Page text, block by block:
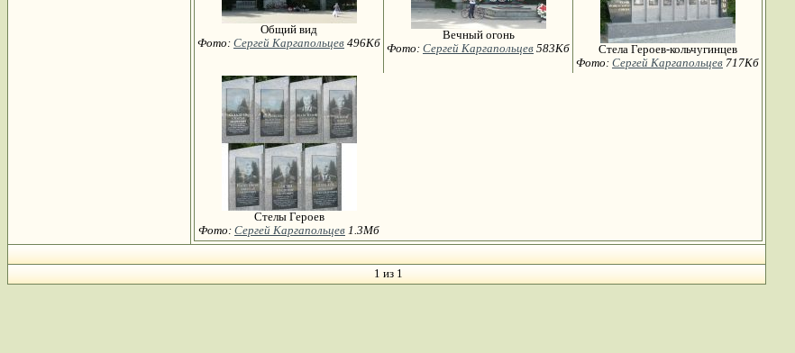
Общий вид
Фото: Сергей Каргапольцев 496Кб
Вечный огонь
Фото: Сергей Каргапольцев 583Кб
Стела Героев-кольчугинцев
Фото: Сергей Каргапольцев 717Кб
Стелы Героев
Фото: Сергей Каргапольцев 1.3Мб
1 из 1